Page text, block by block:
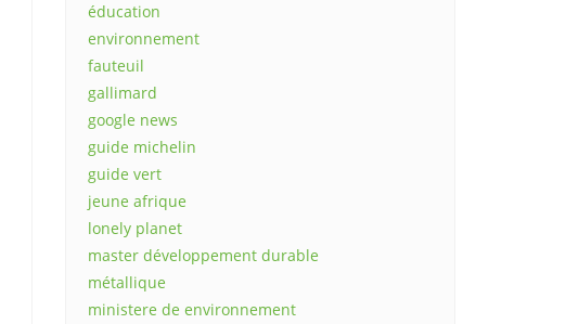
éducation
environnement
fauteuil
gallimard
google news
guide michelin
guide vert
jeune afrique
lonely planet
master développement durable
métallique
ministere de environnement